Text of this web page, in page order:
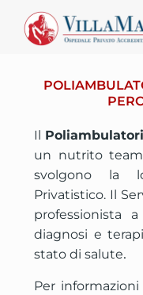
Il
un nutrito
svolgono la
Privatistico. Il
professionista
diagnosi e
stato di salute.
Per